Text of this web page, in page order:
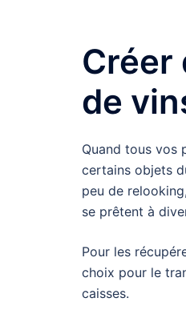
Créer
de
Quand tous vos
certains objets
peu de
se prêtent à
Pour les
choix pour le
caisses.